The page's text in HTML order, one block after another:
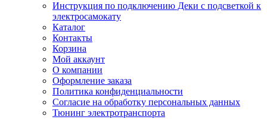
Инструкция по подключению Деки с подсветкой к
электросамокату
Каталог
Контакты
Корзина
Мой аккаунт
О компании
Оформление заказа
Политика конфиденциальности
Согласие на обработку персональных данных
Тюнинг электротранспорта